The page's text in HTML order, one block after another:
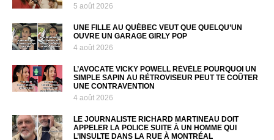
5 août 2026
UNE FILLE AU QUÉBEC VEUT QUE QUELQU’UN
OUVRE UN GARAGE GIRLY POP
4 août 2026
L’AVOCATE VICKY POWELL RÉVÈLE POURQUOI UN
SIMPLE SAPIN AU RÉTROVISEUR PEUT TE COÛTER
UNE CONTRAVENTION
4 août 2026
LE JOURNALISTE RICHARD MARTINEAU DOIT
APPELER LA POLICE SUITE À UN HOMME QUI
L’INSULTE DANS LA RUE À MONTRÉAL